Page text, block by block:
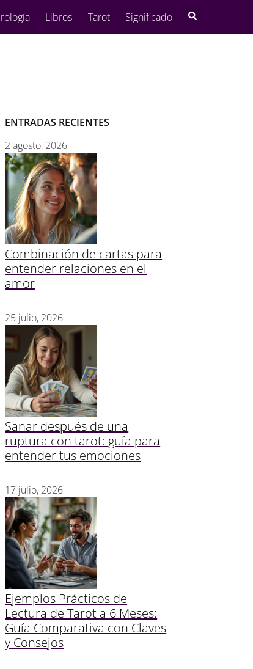
Libros Tarot Significado
ENTRADAS RECIENTES
2 agosto, 2026
Combinación de cartas para
entender relaciones en el
amor
25 julio, 2026
Sanar después de una
ruptura con tarot: guía para
entender tus emociones
17 julio, 2026
Ejemplos Prácticos de
Lectura de Tarot a 6 Meses:
Guía Comparativa con Claves
y Consejos